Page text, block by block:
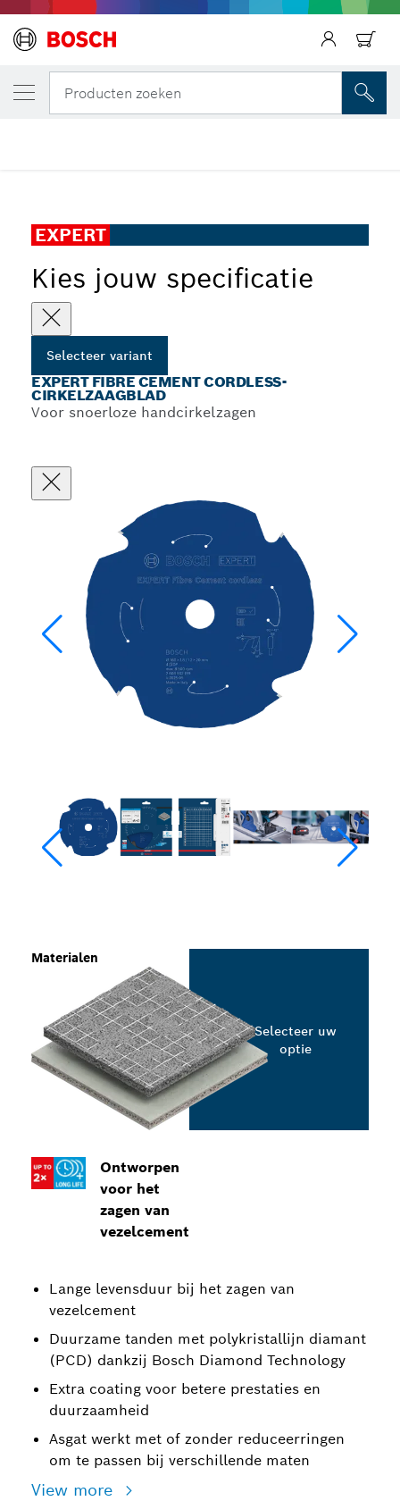
Producten zoeken
EXPERT
Kies jouw specificatie
Selecteer variant
EXPERT FIBRE CEMENT CORDLESS-
CIRKELZAAGBLAD
Voor snoerloze handcirkelzagen
Ontworpen
voor het
zagen van
vezelcement
Lange levensduur bij het zagen van
vezelcement
Duurzame tanden met polykristallijn diamant
(PCD) dankzij Bosch Diamond Technology
Extra coating voor betere prestaties en
duurzaamheid
Asgat werkt met of zonder reduceerringen
om te passen bij verschillende maten
View more
Materialen
Selecteer uw
optie
JOUW GESELECTEERDE VARIANT
EXPERT Fibre Cement cordless-